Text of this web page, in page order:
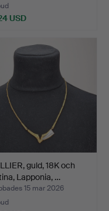
USD
guld, 18K och
Lapponia, …
15 mar 2026